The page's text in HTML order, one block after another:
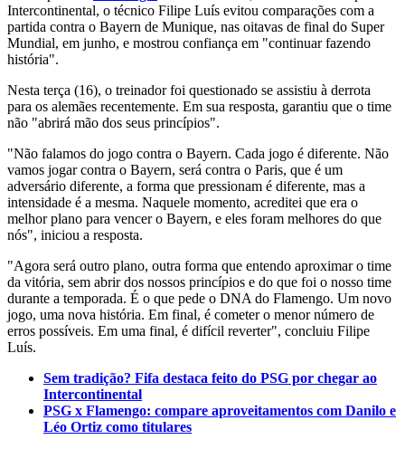
Intercontinental, o técnico Filipe Luís evitou comparações com a
partida contra o Bayern de Munique, nas oitavas de final do Super
Mundial, em junho, e mostrou confiança em "continuar fazendo
história".
Nesta terça (16), o treinador foi questionado se assistiu à derrota
para os alemães recentemente. Em sua resposta, garantiu que o time
não "abrirá mão dos seus princípios".
"Não falamos do jogo contra o Bayern. Cada jogo é diferente. Não
vamos jogar contra o Bayern, será contra o Paris, que é um
adversário diferente, a forma que pressionam é diferente, mas a
intensidade é a mesma. Naquele momento, acreditei que era o
melhor plano para vencer o Bayern, e eles foram melhores do que
nós", iniciou a resposta.
"Agora será outro plano, outra forma que entendo aproximar o time
da vitória, sem abrir dos nossos princípios e do que foi o nosso time
durante a temporada. É o que pede o DNA do Flamengo. Um novo
jogo, uma nova história. Em final, é cometer o menor número de
erros possíveis. Em uma final, é difícil reverter", concluiu Filipe
Luís.
Sem tradição? Fifa destaca feito do PSG por chegar ao
Intercontinental
PSG x Flamengo: compare aproveitamentos com Danilo e
Léo Ortiz como titulares